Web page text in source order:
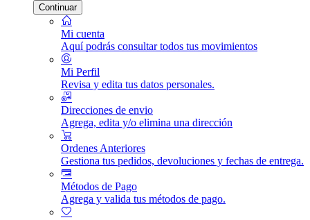
Continuar
Mi cuenta
Aquí podrás consultar todos tus movimientos
Mi Perfil
Revisa y edita tus datos personales.
Direcciones de envio
Agrega, edita y/o elimina una dirección
Ordenes Anteriores
Gestiona tus pedidos, devoluciones y fechas de entrega.
Métodos de Pago
Agrega y valida tus métodos de pago.